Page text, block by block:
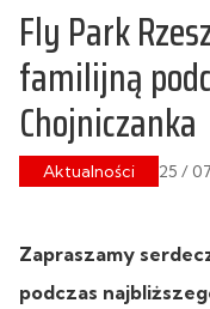
Fly Park
familijną
Chojniczanka
Aktualności 25 /
Zapraszamy
podczas